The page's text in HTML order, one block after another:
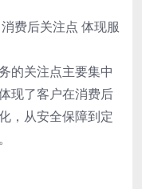
的关注点主要集中
现了客户在消费后
，从安全保障到定